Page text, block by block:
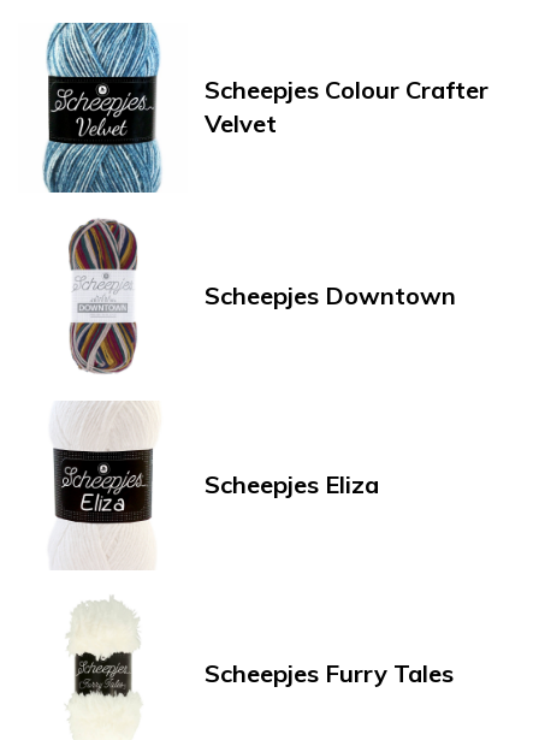
Scheepjes Colour Crafter
Velvet
Scheepjes Downtown
Scheepjes Eliza
Scheepjes Furry Tales